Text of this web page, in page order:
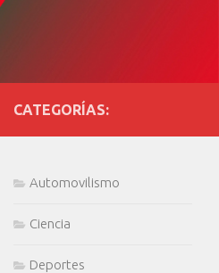
CATEGORÍAS:
Automovilismo
Ciencia
Deportes